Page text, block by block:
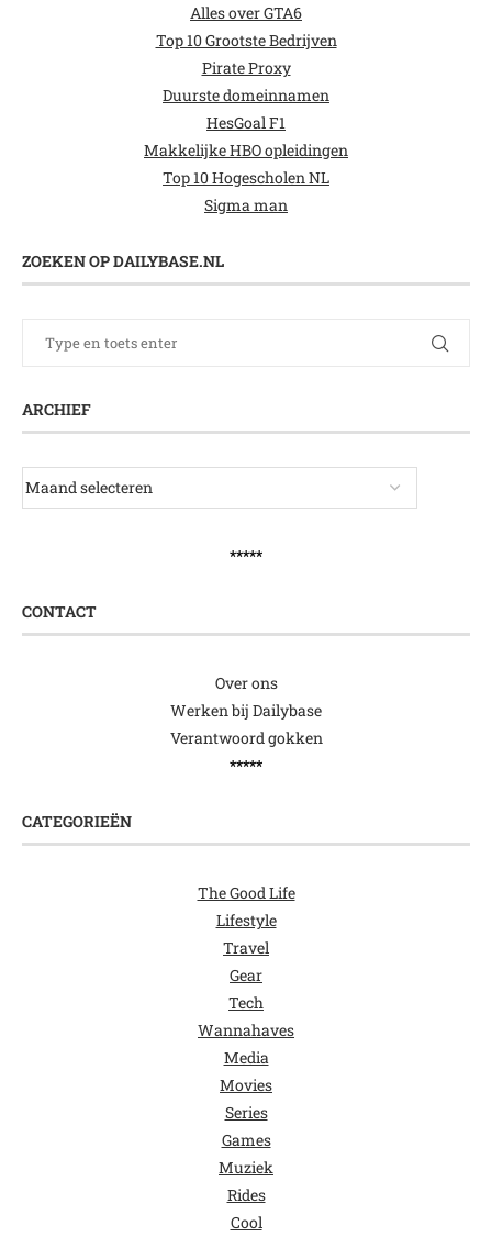
Alles over GTA6
Top 10 Grootste Bedrijven
Pirate Proxy
Duurste domeinnamen
HesGoal F1
Makkelijke HBO opleidingen
Top 10 Hogescholen NL
Sigma man
ZOEKEN OP DAILYBASE.NL
ARCHIEF
*****
CONTACT
Over ons
Werken bij Dailybase
Verantwoord gokken
*****
CATEGORIEËN
The Good Life
Lifestyle
Travel
Gear
Tech
Wannahaves
Media
Movies
Series
Games
Muziek
Rides
Cool